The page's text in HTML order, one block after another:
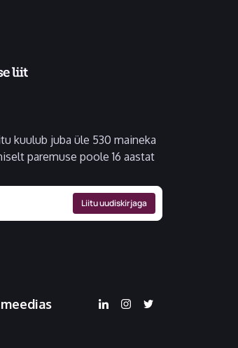
kuulub juba üle 530 maineka
paremuse poole 16 aastat